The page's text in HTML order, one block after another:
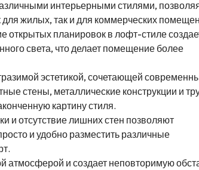
интерьерными стилями,
для жилых, так и для коммерческих
открытых планировок в лофт-стиле
света, что делает помещение более
эстетикой, сочетающей
стены, металлические конструкции и
картину стиля.
и отсутствие лишних стен позволяют
и удобно разместить различные
атмосферой и создает неповторимую